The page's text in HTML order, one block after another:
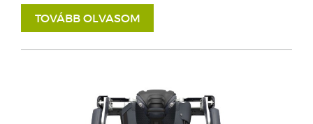
TOVÁBB OLVASOM